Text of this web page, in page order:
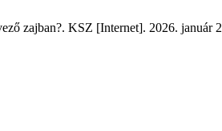
zajban?. KSZ [Internet]. 2026. január